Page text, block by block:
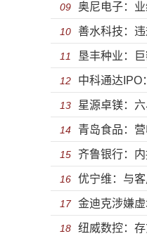
销存千万之差 诸
造假
09 奥尼电子：
滑 冷酷对待员工
政处罚
10 善水科技：
企业长期资不抵
毛利率问题
11 垦丰种业：
拟财务造假 盈利
减持被监管
12 中科通达IPO
不一与不寻常的“
13 星源卓镁：
问六次 借巨额外
扰乱外汇市场
14 青岛食品：
采购造假明显刚
实
15 齐鲁银行：
次违规遭处罚 盈
约
16 优宁维：与
销售 缺乏契约精
关
17 金迪克涉嫌
产品单一市场占
18 纽威数控：